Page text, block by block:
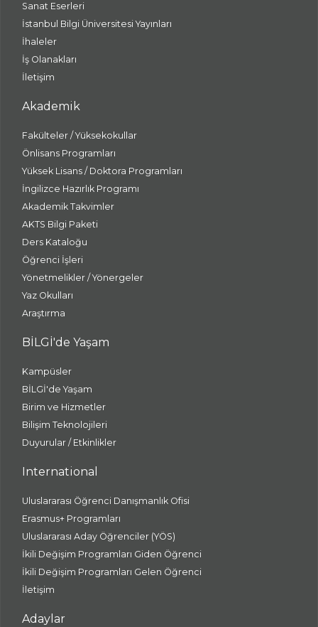
Sanat Eserleri
İstanbul Bilgi Üniversitesi Yayınları
İhaleler
İş Olanakları
İletişim
Akademik
Fakülteler / Yüksekokullar
Önlisans Programları
Yüksek Lisans / Doktora Programları
İngilizce Hazırlık Programı
Akademik Takvimler
AKTS Bilgi Paketi
Ders Kataloğu
Öğrenci İşleri
Yönetmelikler / Yönergeler
Yaz Okulları
Araştırma
BİLGİ'de Yaşam
Kampüsler
BİLGİ'de Yaşam
Birim ve Hizmetler
Bilişim Teknolojileri
Duyurular / Etkinlikler
International
Uluslararası Öğrenci Danışmanlık Ofisi
Erasmus+ Programları
Uluslararası Aday Öğrenciler (YÖS)
İkili Değişim Programları Giden Öğrenci
İkili Değişim Programları Gelen Öğrenci
İletişim
Adaylar